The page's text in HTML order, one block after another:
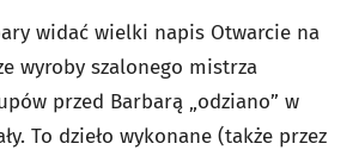
widać wielki napis Otwarcie na
wyroby szalonego mistrza
przed Barbarą „odziano” w
To dzieło wykonane (także przez